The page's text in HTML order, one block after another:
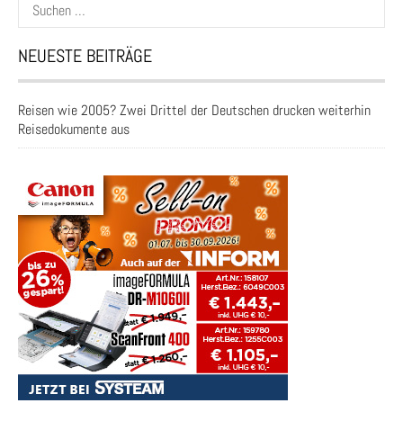
nach:
NEUESTE BEITRÄGE
Reisen wie 2005? Zwei Drittel der Deutschen drucken weiterhin
Reisedokumente aus